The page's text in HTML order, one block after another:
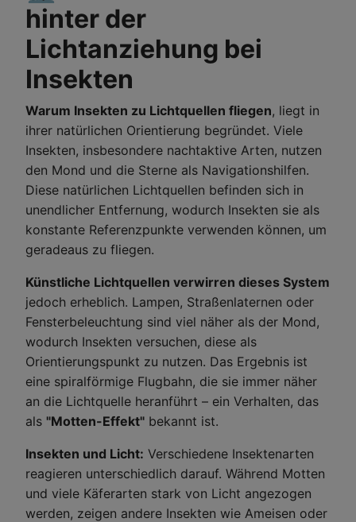
hinter der
Lichtanziehung bei
Insekten
Warum Insekten zu Lichtquellen fliegen, liegt in
ihrer natürlichen Orientierung begründet. Viele
Insekten, insbesondere nachtaktive Arten, nutzen
den Mond und die Sterne als Navigationshilfen.
Diese natürlichen Lichtquellen befinden sich in
unendlicher Entfernung, wodurch Insekten sie als
konstante Referenzpunkte verwenden können, um
geradeaus zu fliegen.
Künstliche Lichtquellen verwirren dieses System
jedoch erheblich. Lampen, Straßenlaternen oder
Fensterbeleuchtung sind viel näher als der Mond,
wodurch Insekten versuchen, diese als
Orientierungspunkt zu nutzen. Das Ergebnis ist
eine spiralförmige Flugbahn, die sie immer näher
an die Lichtquelle heranführt – ein Verhalten, das
als "Motten-Effekt" bekannt ist.
Insekten und Licht: Verschiedene Insektenarten
reagieren unterschiedlich darauf. Während Motten
und viele Käferarten stark von Licht angezogen
werden, zeigen andere Insekten wie Ameisen oder